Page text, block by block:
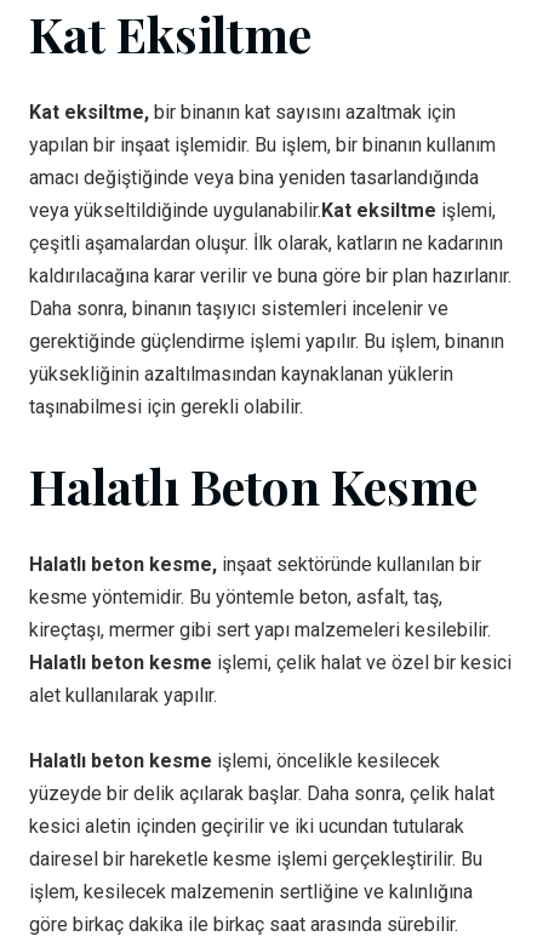
Kat Eksiltme
Kat eksiltme, bir binanın kat sayısını azaltmak için
yapılan bir inşaat işlemidir. Bu işlem, bir binanın kullanım
amacı değiştiğinde veya bina yeniden tasarlandığında
veya yükseltildiğinde uygulanabilir.Kat eksiltme işlemi,
çeşitli aşamalardan oluşur. İlk olarak, katların ne kadarının
kaldırılacağına karar verilir ve buna göre bir plan hazırlanır.
Daha sonra, binanın taşıyıcı sistemleri incelenir ve
gerektiğinde güçlendirme işlemi yapılır. Bu işlem, binanın
yüksekliğinin azaltılmasından kaynaklanan yüklerin
taşınabilmesi için gerekli olabilir.
Halatlı Beton Kesme
Halatlı beton kesme, inşaat sektöründe kullanılan bir
kesme yöntemidir. Bu yöntemle beton, asfalt, taş,
kireçtaşı, mermer gibi sert yapı malzemeleri kesilebilir.
Halatlı beton kesme işlemi, çelik halat ve özel bir kesici
alet kullanılarak yapılır.
Halatlı beton kesme işlemi, öncelikle kesilecek
yüzeyde bir delik açılarak başlar. Daha sonra, çelik halat
kesici aletin içinden geçirilir ve iki ucundan tutularak
dairesel bir hareketle kesme işlemi gerçekleştirilir. Bu
işlem, kesilecek malzemenin sertliğine ve kalınlığına
göre birkaç dakika ile birkaç saat arasında sürebilir.